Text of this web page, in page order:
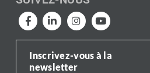
Inscrivez-vous à la
newsletter